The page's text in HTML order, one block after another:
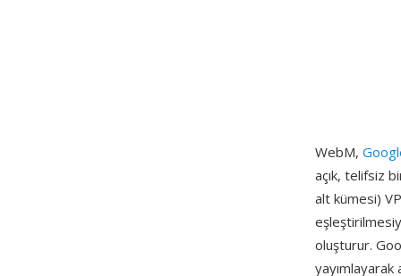
WebM,
açık, telifsiz
alt kümesi)
oluşturur.